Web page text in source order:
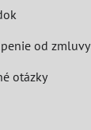
od zmluvy
otázky